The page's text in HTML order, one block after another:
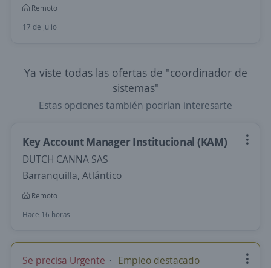
Remoto
17 de julio
Ya viste todas las ofertas de "coordinador de
sistemas"
Estas opciones también podrían interesarte
Key Account Manager Institucional (KAM)
DUTCH CANNA SAS
Barranquilla, Atlántico
Remoto
Hace 16 horas
Se precisa Urgente Empleo destacado